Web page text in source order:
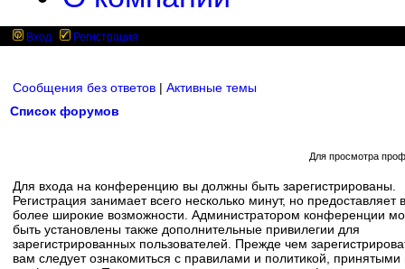
Вход Регистрация
Сообщения без ответов | Активные темы
Список форумов
Для просмотра
Для входа на конференцию вы должны быть зарегистрированы.
Регистрация занимает всего несколько минут, но предоставляет
более широкие возможности. Администратором конференции
быть установлены также дополнительные привилегии для
зарегистрированных пользователей. Прежде чем
вам следует ознакомиться с правилами и политикой, принятыми